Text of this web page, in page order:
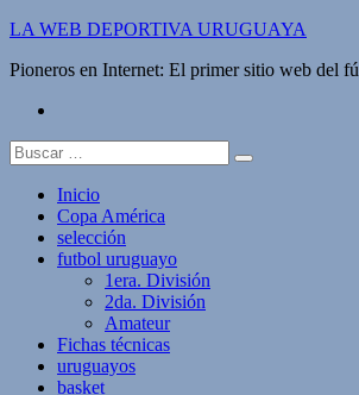
Saltar
contenido
LA WEB DEPORTIVA URUGUAYA
Pioneros en Internet: El primer sitio web del
Buscar:
Inicio
Copa América
selección
futbol uruguayo
1era. División
2da. División
Amateur
Fichas técnicas
uruguayos
basket